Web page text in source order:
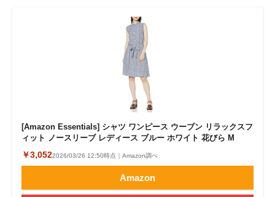
[Amazon Essentials] シャツ ワンピース ウーブン リラックスフ
ィット ノースリーブ レディース ブルー ホワイト 花びら M
￥3,0522026/03/26 12:50時点｜Amazon調べ
Amazon